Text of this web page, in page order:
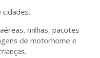
milhas, pacotes
de motorhome e